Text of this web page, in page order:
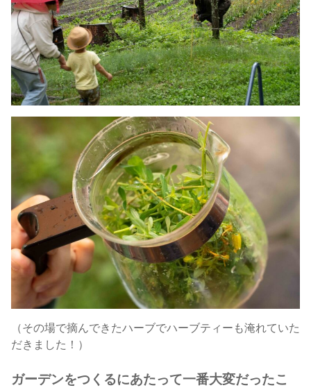
（その場で摘んできたハーブでハーブティーも淹れていた
だきました！）
ガーデンをつくるにあたって一番大変だったこ